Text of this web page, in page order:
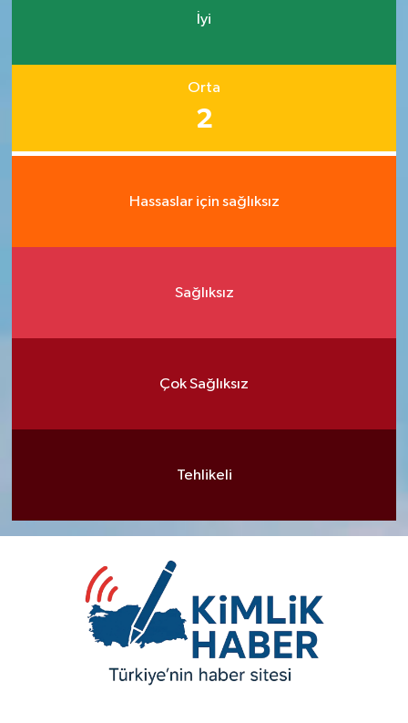
İyi
Orta
2
Hassaslar için sağlıksız
Sağlıksız
Çok Sağlıksız
Tehlikeli